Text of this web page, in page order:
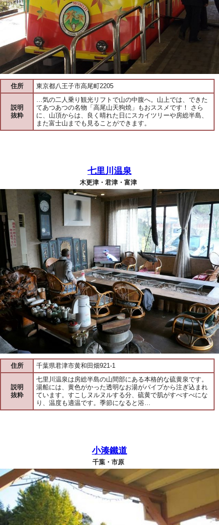
住所 東京都八王子市高尾町2205
説明
抜粋
…気の二人乗り観光リフトで山の中腹へ。山上では、できた
てあつあつの名物「高尾山天狗焼」もおススメです！ さら
に、山頂からは、良く晴れた日にスカイツリーや房総半島、
また富士山までも見ることができます。
七里川温泉
木更津・君津・富津
住所 千葉県君津市黄和田畑921-1
説明
抜粋
七里川温泉は房総半島の山間部にある本格的な硫黄泉です。
湯船には、黄色がかった透明なお湯がパイプから注ぎ込まれ
ています。すこしヌルヌルする分、硫黄で肌がすべすべにな
り、温度も適温です。季節になると浴…
小湊鐵道
千葉・市原